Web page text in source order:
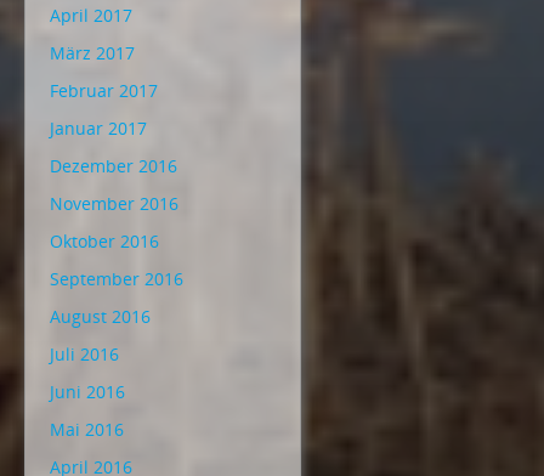
April 2017
März 2017
Februar 2017
Januar 2017
Dezember 2016
November 2016
Oktober 2016
September 2016
August 2016
Juli 2016
Juni 2016
Mai 2016
April 2016